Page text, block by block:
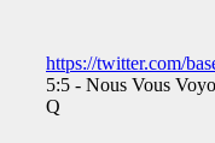
https://twitter.com/
5:5 - Nous Vous
Q